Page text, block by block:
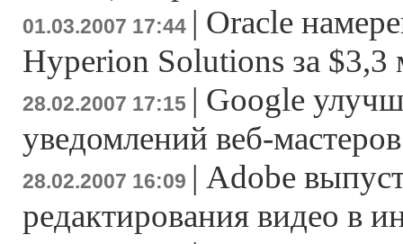
01.03.2007 17:44 | Oracle
Hyperion Solutions за
28.02.2007 17:15 | Google
уведомлений веб-мастеров
28.02.2007 16:09 | Adobe
редактирования видео в